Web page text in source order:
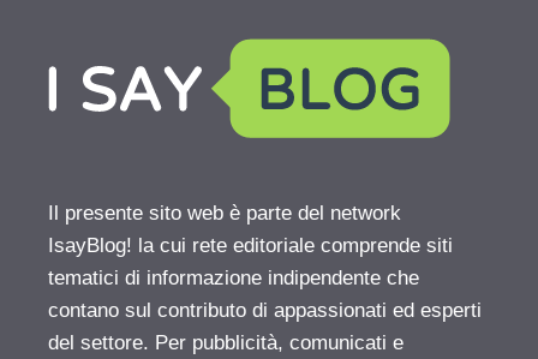
Il presente sito web è parte del network
IsayBlog! la cui rete editoriale comprende siti
tematici di informazione indipendente che
contano sul contributo di appassionati ed esperti
del settore. Per pubblicità, comunicati e